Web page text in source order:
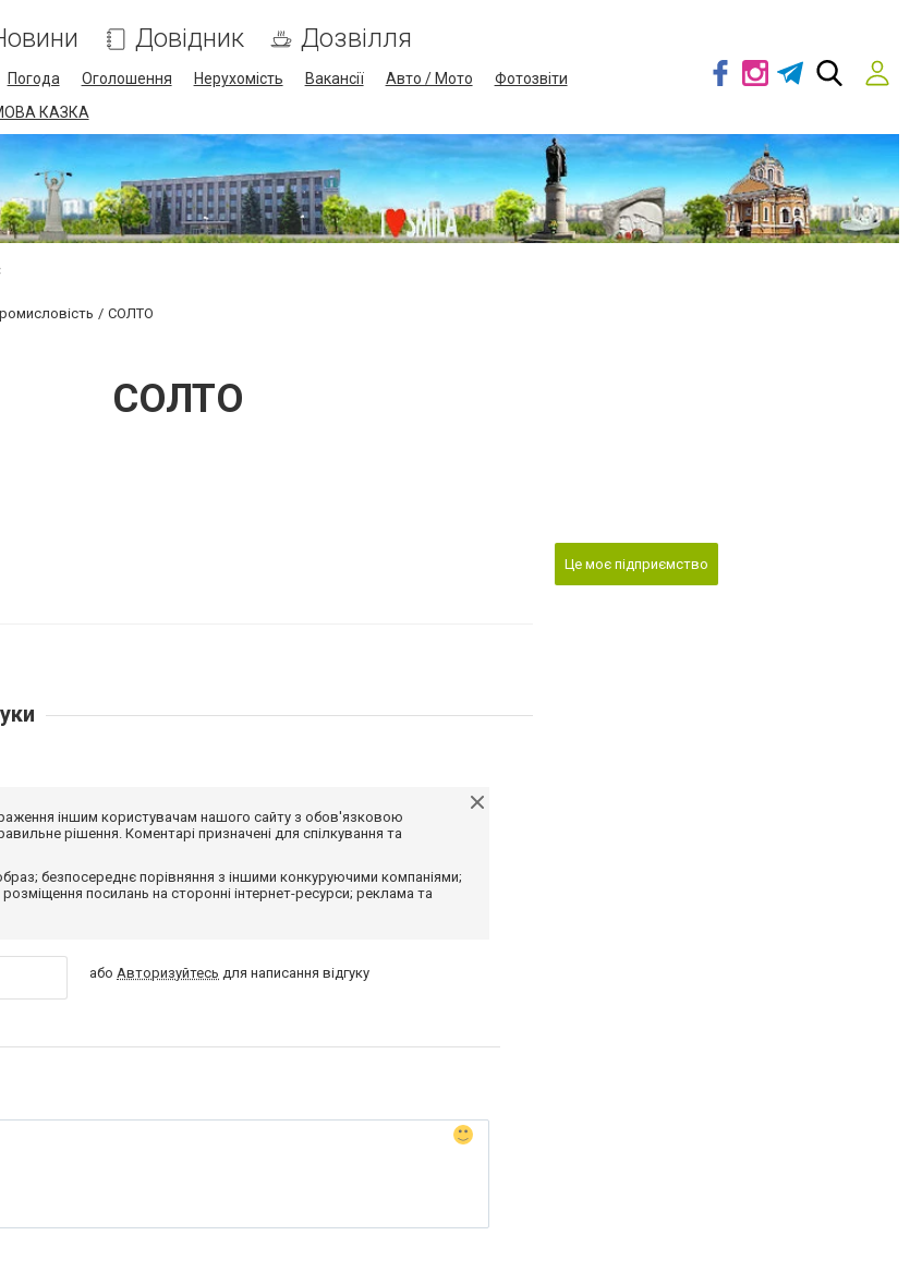
Довідник Дозвілля
Погода Оголошення Нерухомість Вакансії Авто / Мото
Фотозвіти
КАЗКА
СОЛТО
СОЛТО
Це моє підприємство
іншим користувачам нашого сайту з обов'язковою
рішення. Коментарі призначені для спілкування та
безпосереднє порівняння з іншими конкуруючими компаніями;
розміщення посилань на сторонні інтернет-ресурси; реклама та
абоАвторизуйтесь для написання відгуку